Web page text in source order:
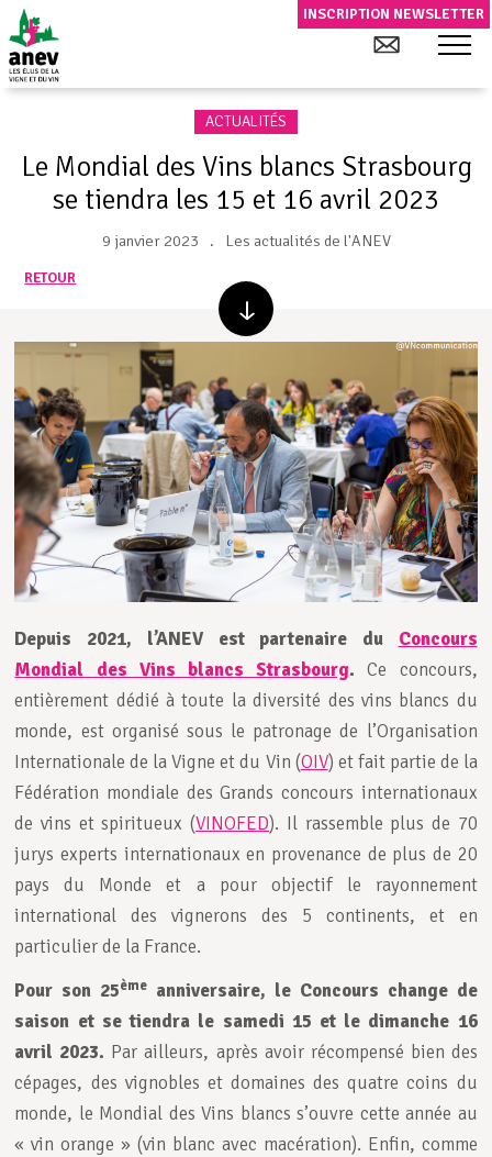
INSCRIPTION NEWSLETTER
ACTUALITÉS
Le Mondial des Vins blancs Strasbourg
se tiendra les 15 et 16 avril 2023
9 janvier 2023 Les actualités de l'ANEV
RETOUR
Depuis 2021, l’ANEV est partenaire du Concours
Mondial des Vins blancs Strasbourg. Ce concours,
entièrement dédié à toute la diversité des vins blancs du
monde, est organisé sous le patronage de l’Organisation
Internationale de la Vigne et du Vin (OIV) et fait partie de la
Fédération mondiale des Grands concours internationaux
de vins et spiritueux (VINOFED). Il rassemble plus de 70
jurys experts internationaux en provenance de plus de 20
pays du Monde et a pour objectif le rayonnement
international des vignerons des 5 continents, et en
particulier de la France.
Pour son 25ème anniversaire, le Concours change de
saison et se tiendra le samedi 15 et le dimanche 16
avril 2023. Par ailleurs, après avoir récompensé bien des
cépages, des vignobles et domaines des quatre coins du
monde, le Mondial des Vins blancs s’ouvre cette année au
« vin orange » (vin blanc avec macération). Enfin, comme